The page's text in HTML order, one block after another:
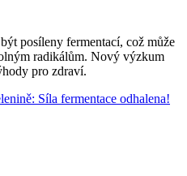
posíleny fermentací, což může
radikálům. Nový výzkum
pro zdraví.
Síla fermentace odhalena!